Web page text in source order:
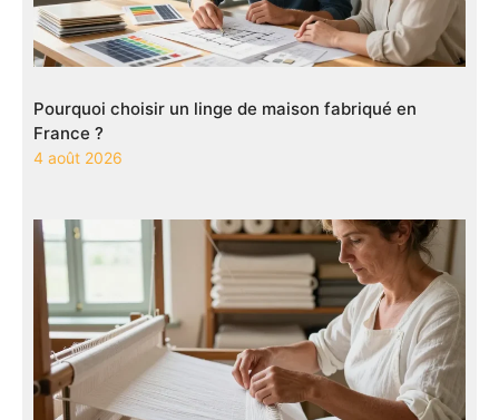
Pourquoi choisir un linge de maison fabriqué en
France ?
4 août 2026